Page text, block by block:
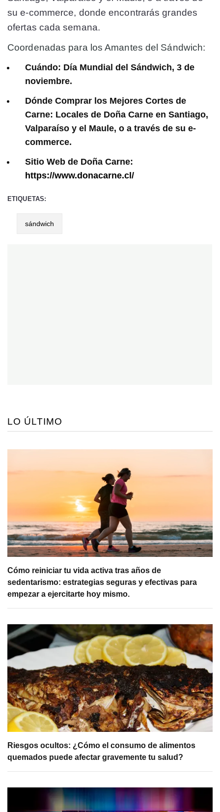
su e-commerce, donde encontrarás grandes
ofertas cada semana.
Coordenadas para los Amantes del Sándwich:
Cuándo: Día Mundial del Sándwich, 3 de
noviembre.
Dónde Comprar los Mejores Cortes de
Carne: Locales de Doña Carne en Santiago,
Valparaíso y el Maule, o a través de su e-
commerce.
Sitio Web de Doña Carne:
https://www.donacarne.cl/
ETIQUETAS:
sándwich
LO ÚLTIMO
Cómo reiniciar tu vida activa tras años de
sedentarismo: estrategias seguras y efectivas para
empezar a ejercitarte hoy mismo.
Riesgos ocultos: ¿Cómo el consumo de alimentos
quemados puede afectar gravemente tu salud?